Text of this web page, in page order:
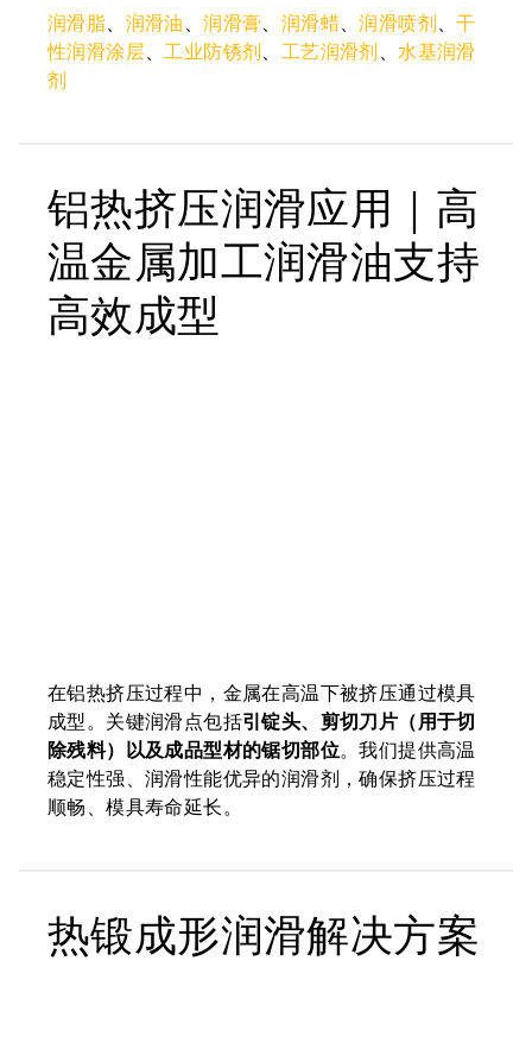
润滑脂、 润滑油 、润滑膏、 润滑蜡、润滑喷剂、干
性润滑涂层、工业防锈剂、 工艺润滑剂 、水基润滑
剂
铝热挤压润滑应用｜高
温金属加工润滑油支持
高效成型
在铝热挤压过程中，金属在高温下被挤压通过模具
成型。关键润滑点包括引锭头、剪切刀片（用于切
除残料）以及成品型材的锯切部位。我们提供高温
稳定性强、润滑性能优异的润滑剂，确保挤压过程
顺畅、模具寿命延长。
热锻成形润滑解决方案